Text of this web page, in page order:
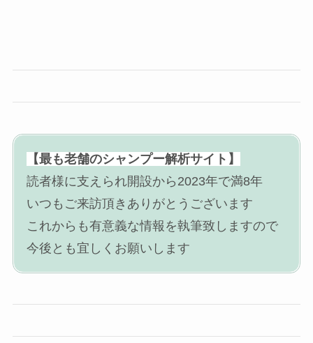
【最も老舗のシャンプー解析サイト】
読者様に支えられ開設から2023年で満8年
いつもご来訪頂きありがとうございます
これからも有意義な情報を執筆致しますので
今後とも宜しくお願いします